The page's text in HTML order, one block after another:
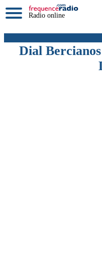
Radio online
Dial